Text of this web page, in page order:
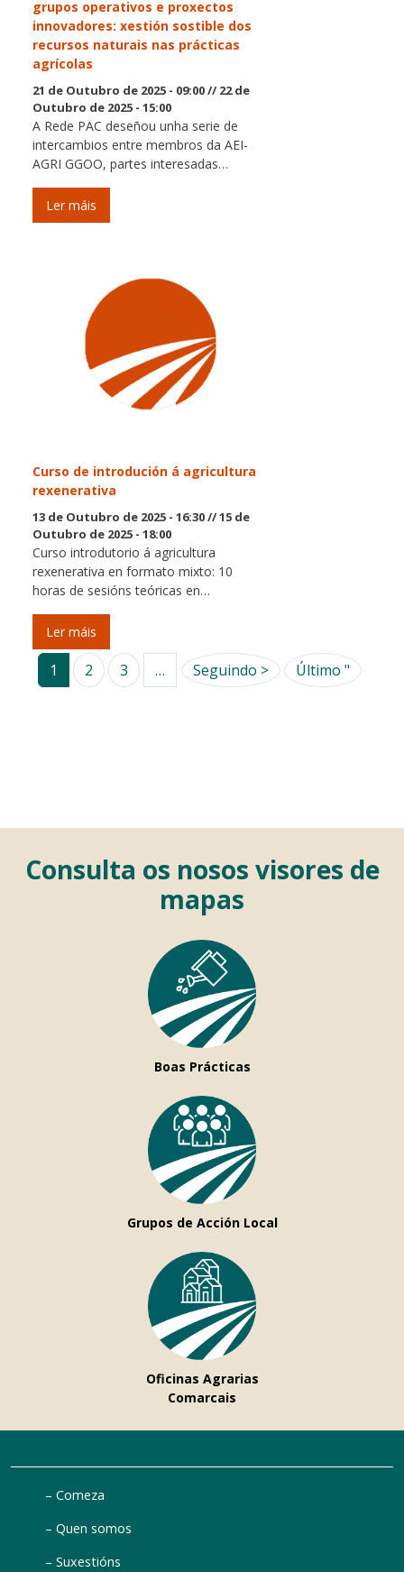
grupos operativos e proxectos
innovadores: xestión sostible dos
recursos naturais nas prácticas
agrícolas
21 de Outubro de 2025 - 09:00//22 de
Outubro de 2025 - 15:00
A Rede PAC deseñou unha serie de
intercambios entre membros da AEI-
AGRI GGOO, partes interesadas…
Ler máis
Curso de introdución á agricultura
rexenerativa
13 de Outubro de 2025 - 16:30//15 de
Outubro de 2025 - 18:00
Curso introdutorio á agricultura
rexenerativa en formato mixto: 10
horas de sesións teóricas en…
Ler máis
1 2 3 … Seguindo >Páxina Seguinte
Último " Last
Consulta os nosos visores de
mapas
Boas Prácticas
Grupos de Acción Local
Oficinas Agrarias
Comarcais
Comeza
Quen somos
Suxestións